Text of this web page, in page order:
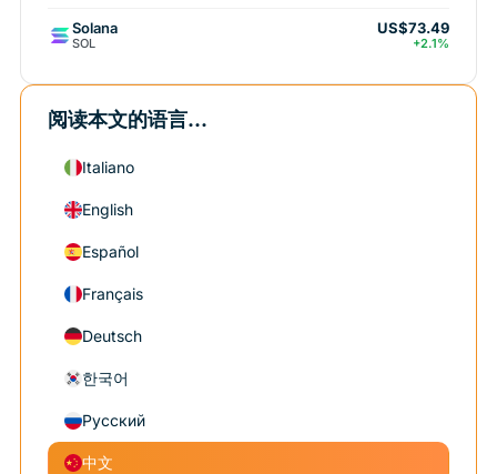
Solana
SOL
US$73.49
+2.1%
阅读本文的语言...
Italiano
English
Español
Français
Deutsch
한국어
Русский
中文